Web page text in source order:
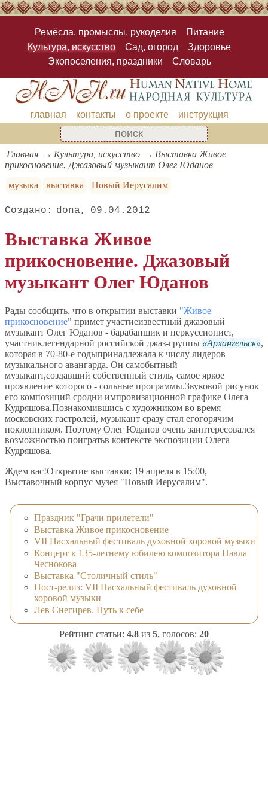
Ремёсла, промыслы, рукоделия
Питание
Культура, искусство
Сад, огород
Здоровье
Экопоселения, праздники
Словарь
главная контакты о проекте инструкция
Главная Культура, искусство
Выставка Живое
прикосновение. Джазовый музыкант Олег Юданов
музыка
выставка Новый Иерусалим
dona 09.04.2012
Выставка Живое
прикосновение. Джазовый
музыкант Олег Юданов
Рады сообщить, что в открытии выставки "Живое
прикосновение" примет участиеизвестный джазовый
музыкант Олег Юданов - барабанщик и перкуссионист,
участниклегендарной российской джаз-группы
Архангельск ,
которая в 70-80-е годыпринадлежала к числу лидеров
музыкального авангарда. Он самобытный
музыкант,создавший собственный стиль, самое яркое
проявление которого - сольные программы.Звуковой рисунок
его композиций сродни импровизационной графике Олега
Кудряшова.Познакомившись с художником во время
московских гастролей, музыкант сразу стал егогорячим
поклонником. Поэтому Олег Юданов очень заинтересовался
возможностью поигратьв контексте экспозиции Олега
Кудряшова.
Ждем вас!Открытие выставки: 19 апреля в 15:00,
Выставочный корпус музея "Новый Иерусалим".
Праздник "Грачи прилетели"
Выставка Живое прикосновение
VII Пасхальный фестиваль духовной хоровой музыки
Концерт к 135-летнему юбилею композитора Павла
Чеснокова
Выставка "Столичный стиль"
Пост-релиз: VII Пасхальный фестиваль духовной
хоровой музыки
Лев Снегирев. Путь к себе
Рейтинг статьи: 4.8 из 5, голосов: 20